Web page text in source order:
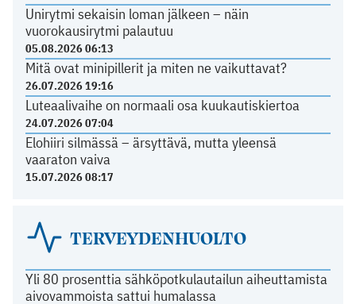
Unirytmi sekaisin loman jälkeen – näin
vuorokausirytmi palautuu
05.08.2026 06:13
Mitä ovat minipillerit ja miten ne vaikuttavat?
26.07.2026 19:16
Luteaalivaihe on normaali osa kuukautiskiertoa
24.07.2026 07:04
Elohiiri silmässä – ärsyttävä, mutta yleensä
vaaraton vaiva
15.07.2026 08:17
TERVEYDENHUOLTO
Yli 80 prosenttia sähköpotkulautailun aiheuttamista
aivovammoista sattui humalassa